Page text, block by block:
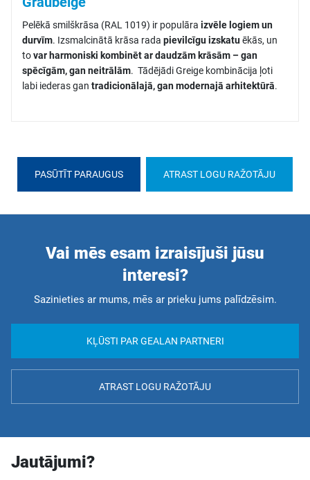
Pelēkā smilškrāsa (RAL 1019) ir populāra izvēle logiem un
durvīm. Izsmalcinātā krāsa rada pievilcīgu izskatuēkās, un
tovar harmoniski kombinēt ar daudzām krāsām – gan
spēcīgām, gan neitrālām. Tādējādi Greige kombinācija ļoti
labi iederas gan tradicionālajā, gan modernajā arhitektūrā.
PASŪTĪT PARAUGUS ATRAST LOGU RAŽOTĀJU
Vai mēs esam izraisījuši jūsu
interesi?
Sazinieties ar mums, mēs ar prieku jums palīdzēsim.
KĻŪSTI PAR GEALAN PARTNERI
ATRAST LOGU RAŽOTĀJU
Jautājumi?